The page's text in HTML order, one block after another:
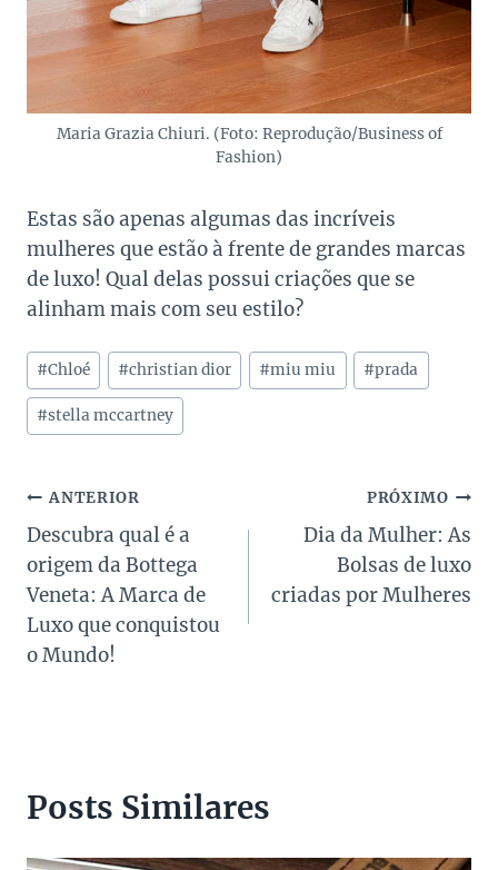
Maria Grazia Chiuri. (Foto: Reprodução/Business of
Fashion)
Estas são apenas algumas das incríveis
mulheres que estão à frente de grandes marcas
de luxo! Qual delas possui criações que se
alinham mais com seu estilo?
Tags
do
Post:
#Chloé #christian dior #miu miu #prada
#stella mccartney
Navegação
de
Post
ANTERIOR
Descubra qual é a
origem da Bottega
Veneta: A Marca de
Luxo que conquistou
o Mundo!
PRÓXIMO
Dia da Mulher: As
Bolsas de luxo
criadas por Mulheres
Posts Similares